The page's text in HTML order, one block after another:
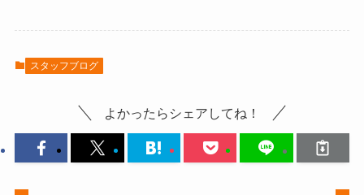
スタッフブログ
よかったらシェアしてね！